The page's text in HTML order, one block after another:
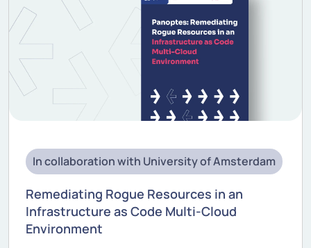
In collaboration with University of Amsterdam
Remediating Rogue Resources in an
Infrastructure as Code Multi-Cloud
Environment